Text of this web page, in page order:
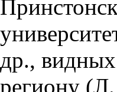
др.,
региону